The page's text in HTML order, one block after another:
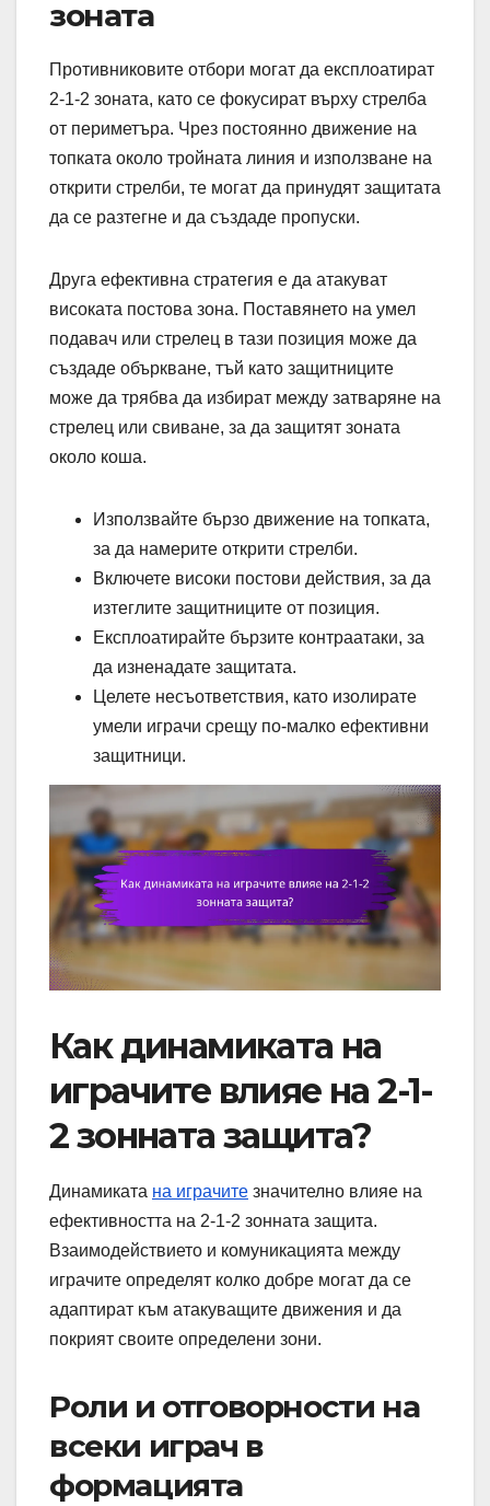
зоната
Противниковите отбори могат да експлоатират
2-1-2 зоната, като се фокусират върху стрелба
от периметъра. Чрез постоянно движение на
топката около тройната линия и използване на
открити стрелби, те могат да принудят защитата
да се разтегне и да създаде пропуски.
Друга ефективна стратегия е да атакуват
високата постова зона. Поставянето на умел
подавач или стрелец в тази позиция може да
създаде объркване, тъй като защитниците
може да трябва да избират между затваряне на
стрелец или свиване, за да защитят зоната
около коша.
Използвайте бързо движение на топката,
за да намерите открити стрелби.
Включете високи постови действия, за да
изтеглите защитниците от позиция.
Експлоатирайте бързите контраатаки, за
да изненадате защитата.
Целете несъответствия, като изолирате
умели играчи срещу по-малко ефективни
защитници.
Как динамиката на
играчите влияе на 2-1-
2 зонната защита?
Динамиката на играчите значително влияе на
ефективността на 2-1-2 зонната защита.
Взаимодействието и комуникацията между
играчите определят колко добре могат да се
адаптират към атакуващите движения и да
покрият своите определени зони.
Роли и отговорности на
всеки играч в
формацията